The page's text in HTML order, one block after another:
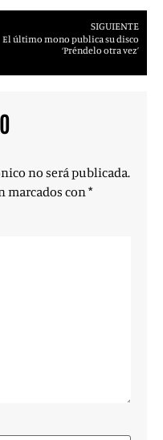
SIGUIENTE
El último mono publica su disco
‘Préndelo otra vez’
no será publicada.
marcados con*